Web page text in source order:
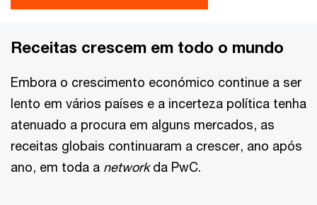
Receitas crescem em todo o mundo
Embora o crescimento económico continue a ser
lento em vários países e a incerteza política tenha
atenuado a procura em alguns mercados, as
receitas globais continuaram a crescer, ano após
ano, em toda a networkda PwC.